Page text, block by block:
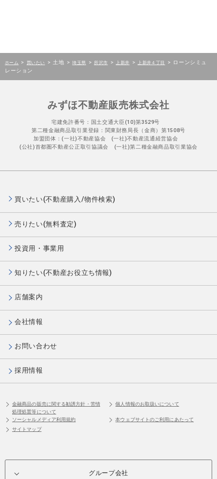
ホーム > 買いたい > 土地 > 埼玉県 > 所沢市 > 上新井 > 上新井４丁目 > ローンシミュ
レーション
みずほ不動産販売株式会社
宅建免許番号：国土交通大臣(10)第3529号
第二種金融商品取引業登録：関東財務局長（金商）第1508号
加盟団体：(一社)不動産協会 (一社)不動産流通経営協会
(公社)首都圏不動産公正取引協議会 (一社)第二種金融商品取引業協会
買いたい(不動産購入/物件検索)
売りたい(無料査定)
投資用・事業用
知りたい(不動産お役立ち情報)
店舗案内
会社情報
お問い合わせ
採用情報
金融商品の販売に関する勧誘方針・苦情
処理処置等について
個人情報のお取扱いについて
ソーシャルメディア利用規約
本ウェブサイトのご利用にあたって
サイトマップ
グループ会社